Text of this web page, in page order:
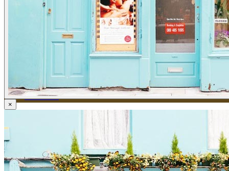
บริการ E-Filing
ข่าวสารบัญชี
ข่าวภาษี
ข่าวบัญชี
ติดต่อเรา
×